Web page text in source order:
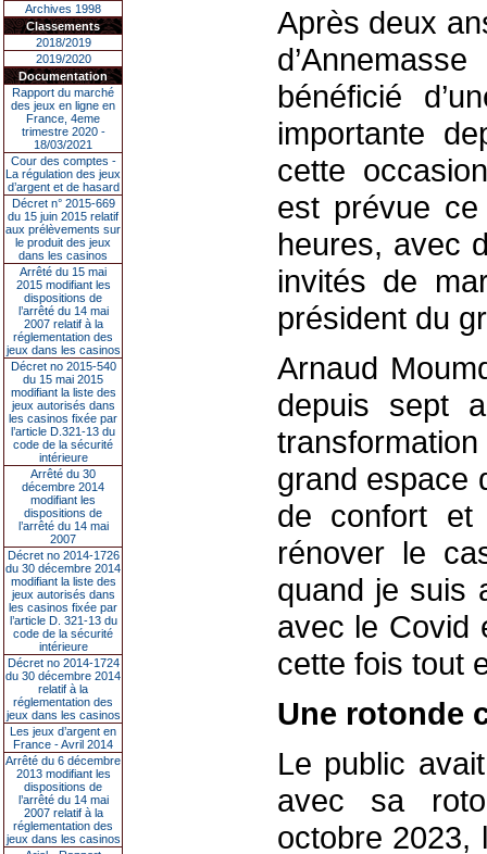
Archives 1998
Classements
2018/2019
2019/2020
Documentation
Rapport du marché
des jeux en ligne en
France, 4eme
trimestre 2020 -
18/03/2021
Cour des comptes -
La régulation des jeux
d’argent et de hasard
Décret n° 2015-669
du 15 juin 2015 relatif
aux prélèvements sur
le produit des jeux
dans les casinos
Arrêté du 15 mai
2015 modifiant les
dispositions de
l’arrêté du 14 mai
2007 relatif à la
réglementation des
jeux dans les casinos
Décret no 2015-540
du 15 mai 2015
modifiant la liste des
jeux autorisés dans
les casinos fixée par
l’article D.321-13 du
code de la sécurité
intérieure
Arrêté du 30
décembre 2014
modifiant les
dispositions de
l’arrêté du 14 mai
2007
Décret no 2014-1726
du 30 décembre 2014
modifiant la liste des
jeux autorisés dans
les casinos fixée par
l’article D. 321-13 du
code de la sécurité
intérieure
Décret no 2014-1724
du 30 décembre 2014
relatif à la
réglementation des
jeux dans les casinos
Les jeux d’argent en
France - Avril 2014
Arrêté du 6 décembre
2013 modifiant les
dispositions de
l’arrêté du 14 mai
2007 relatif à la
réglementation des
jeux dans les casinos
Après deux
bénéficié
importante
cette
est prévue
heures, avec
invités de
président du
Arnaud
depuis sept
grand espace
de confort
rénover le
quand je suis
avec le Covid
cette fois tout
Une rotonde
Le public
avec sa
octobre 2023,